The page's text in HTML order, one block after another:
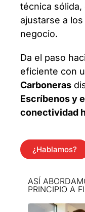
técnica sólida,
ajustarse a
negocio.
Da el paso
eficiente con
Carboneras
Escríbenos y
conectividad
¿Hablamos?
ASÍ
PRINCIPIO A